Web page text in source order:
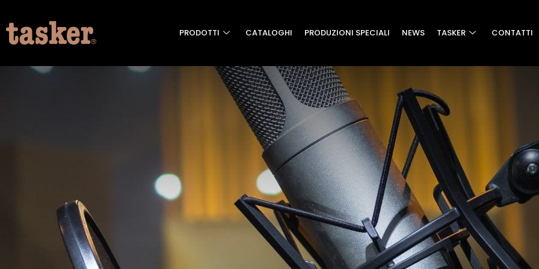
PRODOTTI CATALOGHI PRODUZIONI SPECIALI NEWS TASKER CONTATTI